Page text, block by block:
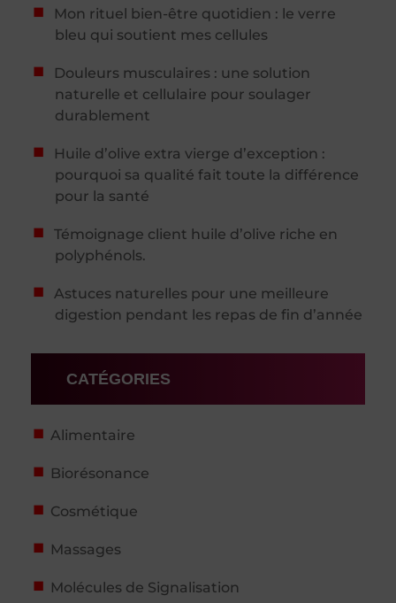
Mon rituel bien-être quotidien : le verre
bleu qui soutient mes cellules
Douleurs musculaires : une solution
naturelle et cellulaire pour soulager
durablement
Huile d’olive extra vierge d’exception :
pourquoi sa qualité fait toute la différence
pour la santé
Témoignage client huile d’olive riche en
polyphénols.
Astuces naturelles pour une meilleure
digestion pendant les repas de fin d’année
CATÉGORIES
Alimentaire
Biorésonance
Cosmétique
Massages
Molécules de Signalisation